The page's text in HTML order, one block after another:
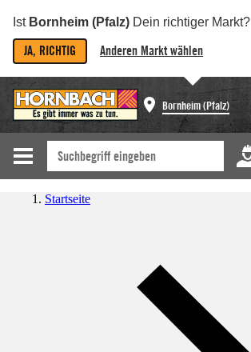
Ist Bornheim (Pfalz) Dein richtiger Markt?
JA, RICHTIG Anderen Markt wählen
Bornheim (Pfalz)
Startseite